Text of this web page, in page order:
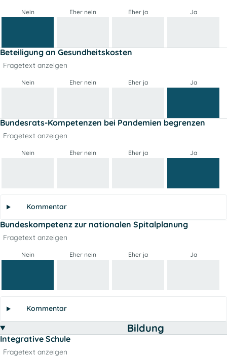
Nein Eher nein Eher ja Ja
Beteiligung an Gesundheitskosten
Fragetext anzeigen
Nein Eher nein Eher ja Ja
Bundesrats-Kompetenzen bei Pandemien begrenzen
Fragetext anzeigen
Nein Eher nein Eher ja Ja
Kommentar
Bundeskompetenz zur nationalen Spitalplanung
Fragetext anzeigen
Nein Eher nein Eher ja Ja
Kommentar
Bildung
Integrative Schule
Fragetext anzeigen